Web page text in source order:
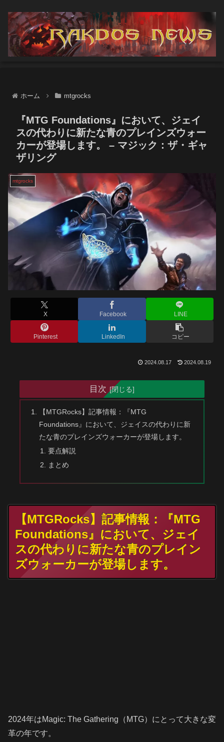
ホーム mtgrocks
『MTG Foundations』において、ジェイ
スの代わりに新たな青のプレインズウォー
カーが登場します。 – マジック：ザ・ギャ
ザリング
mtgrocks
X Facebook LINE
Pinterest LinkedIn コピー
2024.08.17 2024.08.19
目次
【MTGRocks】記事情報：『MTG
Foundations』において、ジェイスの代わりに新
たな青のプレインズウォーカーが登場します。
要点解説
まとめ
【MTGRocks】記事情報：『MTG
Foundations』において、ジェイ
スの代わりに新たな青のプレイン
ズウォーカーが登場します。
2024年はMagic: The Gathering（MTG）にとって大きな変
革の年です。